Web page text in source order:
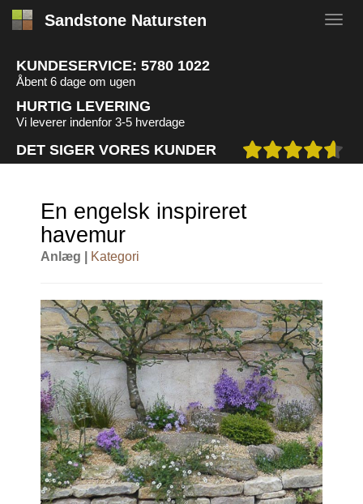
Sandstone Natursten
KUNDESERVICE: 5780 1022
Åbent 6 dage om ugen
HURTIG LEVERING
Vi leverer indenfor 3-5 hverdage
DET SIGER VORES KUNDER
En engelsk inspireret
havemur
Anlæg | Kategori